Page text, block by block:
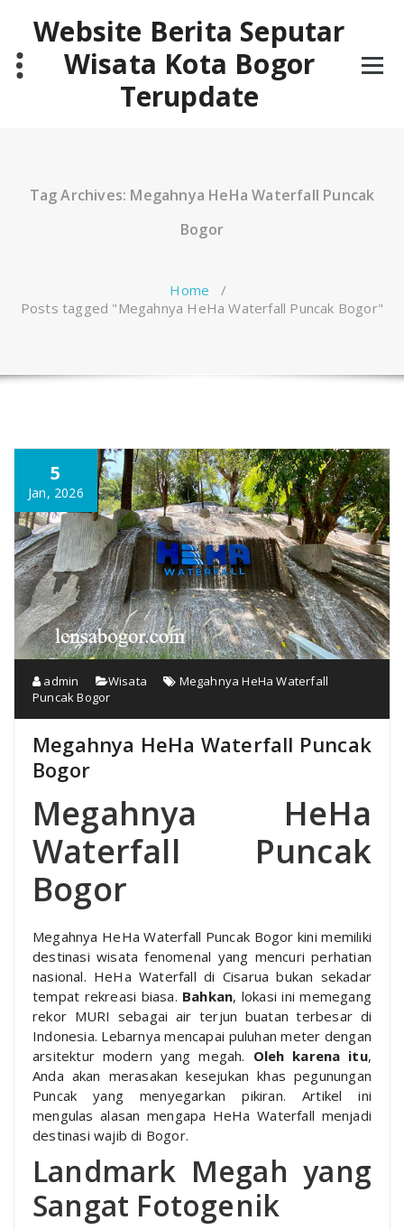
contentWebsite Berita Seputar
Wisata Kota Bogor
Terupdate
Tag Archives: Megahnya HeHa Waterfall Puncak
Bogor
Home /
Posts tagged "Megahnya HeHa Waterfall Puncak Bogor"
5
Jan, 2026
admin Wisata
Megahnya HeHa Waterfall
Puncak Bogor
Megahnya HeHa Waterfall Puncak
Bogor
Megahnya HeHa
Waterfall Puncak
Bogor
Megahnya HeHa Waterfall Puncak Bogor kini memiliki
destinasi wisata fenomenal yang mencuri perhatian
nasional. HeHa Waterfall di Cisarua bukan sekadar
tempat rekreasi biasa. Bahkan, lokasi ini memegang
rekor MURI sebagai air terjun buatan terbesar di
Indonesia. Lebarnya mencapai puluhan meter dengan
arsitektur modern yang megah. Oleh karena itu,
Anda akan merasakan kesejukan khas pegunungan
Puncak yang menyegarkan pikiran. Artikel ini
mengulas alasan mengapa HeHa Waterfall menjadi
destinasi wajib di Bogor.
Landmark Megah yang
Sangat Fotogenik